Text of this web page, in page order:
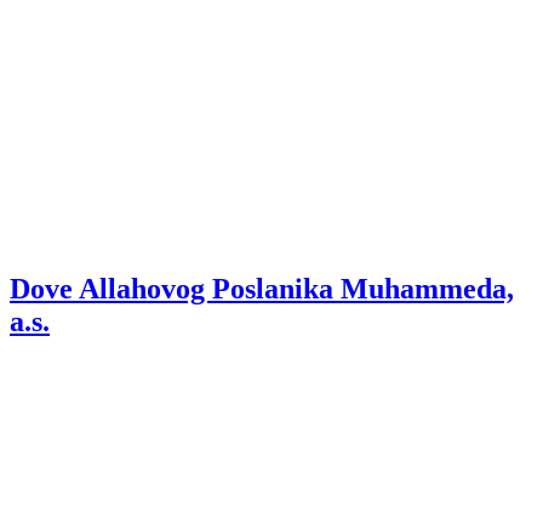
Dove Allahovog Poslanika Muhammeda,
a.s.